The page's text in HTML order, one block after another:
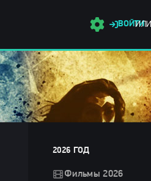
ВОЙТИ
ИЛИ
2026 ГОД
Фильмы 2026